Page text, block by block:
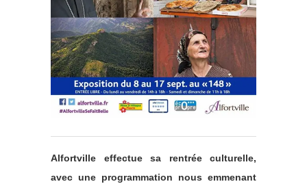
Alfortville effectue sa rentrée culturelle,
avec une programmation nous emmenant